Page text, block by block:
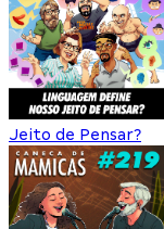
Jeito de Pensar?